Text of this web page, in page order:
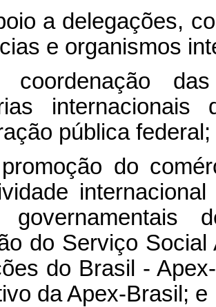
a delegações,
e organismos
das
pública federal;
do
do Serviço
do Brasil -
da Apex-Brasil; e